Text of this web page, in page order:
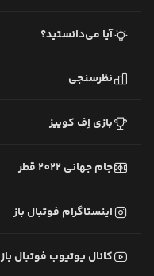
آیا می‌دانستید؟
نظرسنجی
بازی اِف کوییز
جام جهانی 2022 قطر
اینستاگرام فوتبال باز
کانال یوتیوب فوتبال باز